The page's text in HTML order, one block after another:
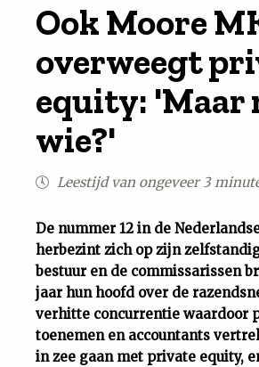
Achtergrond
Uit
Feiten
Cijfers
Ook Moore
overweegt
equity: 'Maar
wie?'
Leestijd van ongeveer 3
De nummer 12 in de
herbezint zich op zijn
bestuur en de commissarissen
jaar hun hoofd over de
verhitte concurrentie waardoor
toenemen en accountants
in zee gaan met private equity,